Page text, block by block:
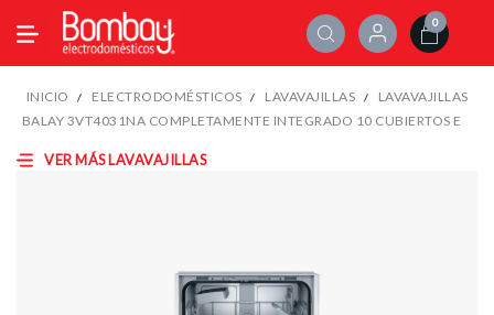
0
INICIO ELECTRODOMÉSTICOS LAVAVAJILLAS
LAVAVAJILLAS
BALAY 3VT4031NA COMPLETAMENTE INTEGRADO 10 CUBIERTOS E
VER MÁS LAVAVAJILLAS